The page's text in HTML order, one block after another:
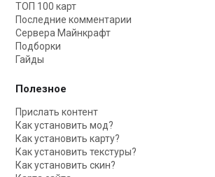
ТОП 100 карт
Последние комментарии
Сервера Майнкрафт
Подборки
Гайды
Полезное
Прислать контент
Как установить мод?
Как установить карту?
Как установить текстуры?
Как установить скин?